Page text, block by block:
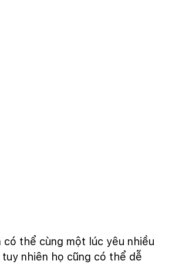
thể cùng một lúc yêu nhiều
nhiên họ cũng có thể dễ